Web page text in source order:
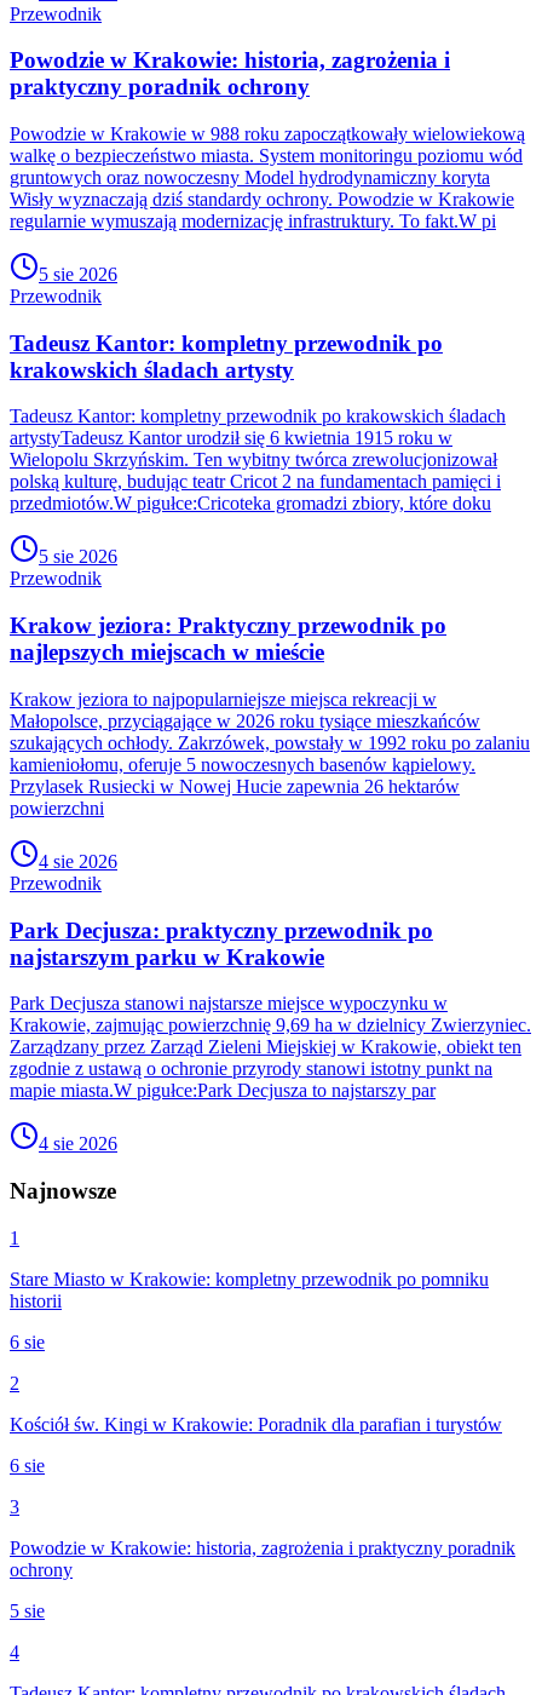
Przewodnik
Powodzie w Krakowie: historia, zagrożenia i
praktyczny poradnik ochrony
Powodzie w Krakowie w 988 roku zapoczątkowały wielowiekową
walkę o bezpieczeństwo miasta. System monitoringu poziomu wód
gruntowych oraz nowoczesny Model hydrodynamiczny koryta
Wisły wyznaczają dziś standardy ochrony. Powodzie w Krakowie
regularnie wymuszają modernizację infrastruktury. To fakt.W pi
5 sie 2026
Przewodnik
Tadeusz Kantor: kompletny przewodnik po
krakowskich śladach artysty
Tadeusz Kantor: kompletny przewodnik po krakowskich śladach
artystyTadeusz Kantor urodził się 6 kwietnia 1915 roku w
Wielopolu Skrzyńskim. Ten wybitny twórca zrewolucjonizował
polską kulturę, budując teatr Cricot 2 na fundamentach pamięci i
przedmiotów.W pigułce:Cricoteka gromadzi zbiory, które doku
5 sie 2026
Przewodnik
Krakow jeziora: Praktyczny przewodnik po
najlepszych miejscach w mieście
Krakow jeziora to najpopularniejsze miejsca rekreacji w
Małopolsce, przyciągające w 2026 roku tysiące mieszkańców
szukających ochłody. Zakrzówek, powstały w 1992 roku po zalaniu
kamieniołomu, oferuje 5 nowoczesnych basenów kąpielowy.
Przylasek Rusiecki w Nowej Hucie zapewnia 26 hektarów
powierzchni
4 sie 2026
Przewodnik
Park Decjusza: praktyczny przewodnik po
najstarszym parku w Krakowie
Park Decjusza stanowi najstarsze miejsce wypoczynku w
Krakowie, zajmując powierzchnię 9,69 ha w dzielnicy Zwierzyniec.
Zarządzany przez Zarząd Zieleni Miejskiej w Krakowie, obiekt ten
zgodnie z ustawą o ochronie przyrody stanowi istotny punkt na
mapie miasta.W pigułce:Park Decjusza to najstarszy par
4 sie 2026
Najnowsze
1
Stare Miasto w Krakowie: kompletny przewodnik po pomniku
historii
6 sie
2
Kościół św. Kingi w Krakowie: Poradnik dla parafian i turystów
6 sie
3
Powodzie w Krakowie: historia, zagrożenia i praktyczny poradnik
ochrony
5 sie
4